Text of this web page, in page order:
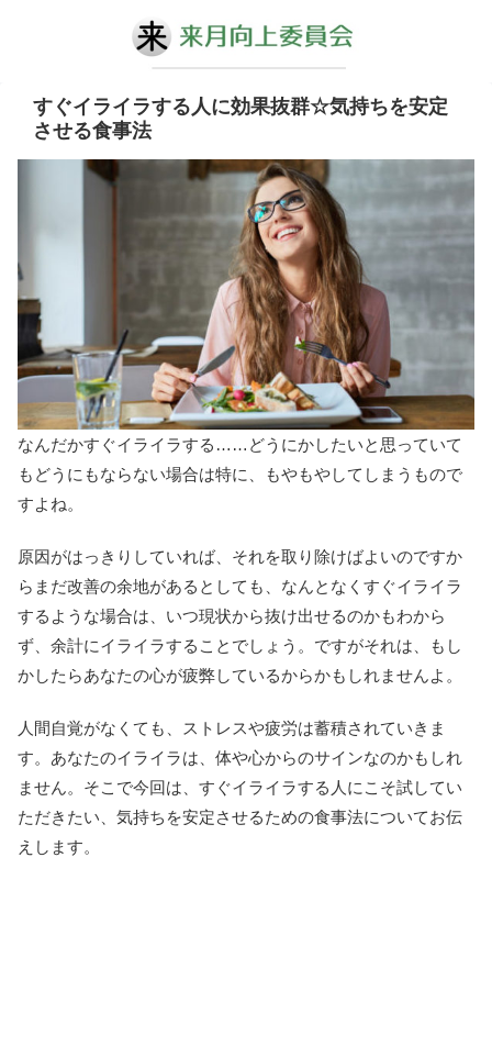
すぐイライラする人に効果抜群☆気持ちを安定
させる食事法
なんだかすぐイライラする……どうにかしたいと思っていて
もどうにもならない場合は特に、もやもやしてしまうもので
すよね。
原因がはっきりしていれば、それを取り除けばよいのですか
らまだ改善の余地があるとしても、なんとなくすぐイライラ
するような場合は、いつ現状から抜け出せるのかもわから
ず、余計にイライラすることでしょう。ですがそれは、もし
かしたらあなたの心が疲弊しているからかもしれませんよ。
人間自覚がなくても、ストレスや疲労は蓄積されていきま
す。あなたのイライラは、体や心からのサインなのかもしれ
ません。そこで今回は、すぐイライラする人にこそ試してい
ただきたい、気持ちを安定させるための食事法についてお伝
えします。